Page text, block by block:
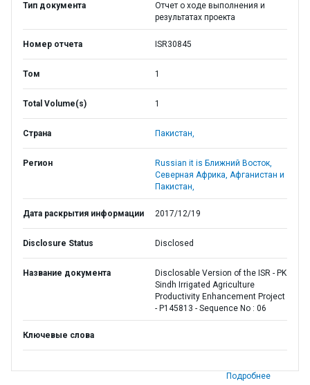
Тип документа
Отчет о ходе выполнения и
результатах проекта
Номер отчета ISR30845
Том 1
Total Volume(s) 1
Страна Пакистан,
Регион
Russian it is Ближний Восток,
Северная Африка, Афганистан и
Пакистан,
Дата раскрытия информации 2017/12/19
Disclosure Status Disclosed
Название документа
Disclosable Version of the ISR - PK
Sindh Irrigated Agriculture
Productivity Enhancement Project
- P145813 - Sequence No : 06
Ключевые слова
Подробнее